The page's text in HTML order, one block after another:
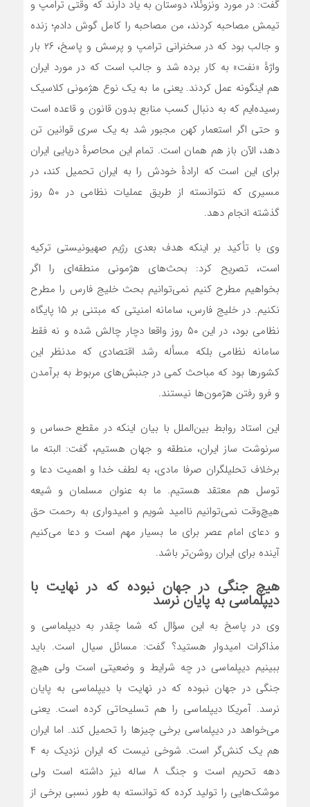
گفت: در مورد ونزوئلا، دوستان به یاد دارند که وقتی ترامپ و
تیمش مصاحبه کردند، من مصاحبه را کامل گوش دادم؛ زنده
و جالب بود که در سخنرانی ترامپ و پرسش و پاسخ، ۲۶ بار
واژهٔ «نفت» به کار برده شد و جالب است که در مورد ایران
هم اینگونه عمل کردند. یعنی ما به یک نوع هژمونی کلاسیک
رسیده‌ایم که به دنبال کسب منابع بدون قانون و قاعده است
و حتی اگر استعمار کهن مجبور شد به یک سری قوانین تن
دهد، الآن باز هم همان است. تمام این محاصرهٔ دریایی ایران
برای این است که ارادهٔ خودش را به ایران تحمیل کند، در
مسیری که نتوانسته از طریق عملیات نظامی در ۵۰ روز
گذشته انجام دهد.
وی با تأکید بر اینکه هدف بعدی رژیم صهیونیستی ترکیه
است، تصریح کرد: بحث‌های هژمونی منطقه‌ای را اگر
بخواهیم مطرح کنیم نمی‌توانیم بحث خلیج فارس را مطرح
نکنیم. در خلیج فارس، سامانه امنیتی که مبتنی بر ١۵ پایگاه
نظامی بود، در این ۵٠ روز واقعا دچار چالش شده و نه فقط
سامانه نظامی بلکه مسأله رشد اقتصادی که مدنظر این
کشورها بود که مباحث کمی در جنبش‌های مربوط به برآمدن
و فرو رفتن هژمون‌ها نیستند.
این استاد روابط بین‌الملل با بیان اینکه در مقطع حساس و
سرنوشت ساز ایران، منطقه و جهان هستیم، گفت: البته ما
برخلاف تحلیلگران صرفا مادی، به لطف خدا و اهمیت دعا و
توسل هم معتقد هستیم. ما به عنوان مسلمان و شیعه
هیچ‌وقت نمی‌توانیم ناامید شویم و امیدواری به رحمت حق
و دعای امام عصر برای ما بسیار مهم است و دعا می‌کنیم
آینده برای ایران روشن‌تر باشد.
هیچ جنگی در جهان نبوده که در نهایت با
دیپلماسی به پایان نرسد
وی در پاسخ به این سؤال که شما چقدر به دیپلماسی و
مذاکرات امیدوار هستید؟ گفت: مسائل سیال است. باید
ببینیم دیپلماسی در چه شرایط و وضعیتی است ولی هیچ
جنگی در جهان نبوده که در نهایت با دیپلماسی به پایان
نرسد. آمریکا دیپلماسی را هم تسلیحاتی کرده است. یعنی
می‌خواهد در دیپلماسی برخی چیزها را تحمیل کند. اما ایران
هم یک کنش‌گر است. شوخی نیست که ایران نزدیک به ۴
دهه تحریم است و جنگ ٨ ساله نیز داشته است ولی
موشک‌هایی را تولید کرده که توانسته به طور نسبی برخی از